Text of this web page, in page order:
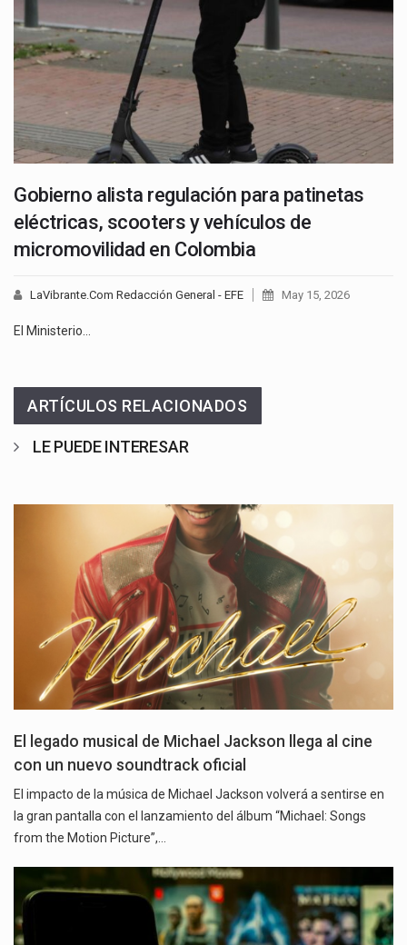
Gobierno alista regulación para patinetas
eléctricas, scooters y vehículos de
micromovilidad en Colombia
LaVibrante.Com Redacción General - EFE May 15, 2026
El Ministerio…
ARTÍCULOS RELACIONADOS
LE PUEDE INTERESAR
El legado musical de Michael Jackson llega al cine
con un nuevo soundtrack oficial
El impacto de la música de Michael Jackson volverá a sentirse en
la gran pantalla con el lanzamiento del álbum “Michael: Songs
from the Motion Picture”,…